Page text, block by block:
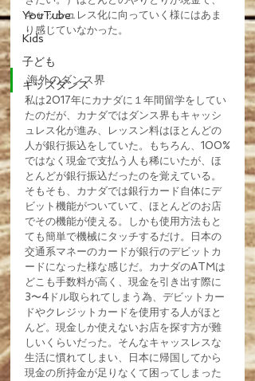
YouTube
Kids
子ども
キッズダンス
キャッシュレス化に向っていく様にはあま
り感じていなかった。
海外のダンス界
私は2017年にカナダに１年間留学をしてい
たのだが、カナダではダンス界もキャッシ
ュレス化が進み、レッスン料はほとんどの
人が銀行振込をしていた。もちろん、100%
ではなく現金で支払う人も稀にいたが、ほ
とんどが銀行振込だったのを覚えている。
そもそも、カナダでは銀行カード自体にデ
ビット機能がついていて、ほとんどのお店
でその機能が使える。しかも使用方法もと
ても簡単で機械にタッチするだけ。日本の
交通系マネーのカードが銀行のデビットカ
ードになった様な感じだ。カナダのATMは
どこも手数料が高く、現金を引き出す際に
3〜4ドル取られてしまう為、デビットカー
ドやクレジットカードを使用する人がほと
んど。現金しか使えないお店を探す方が難
しいくらいだった。そんなキャッスレスな
生活に慣れてしまい、日本に帰国してから
現金の所持金が足りなくて困ってしまった